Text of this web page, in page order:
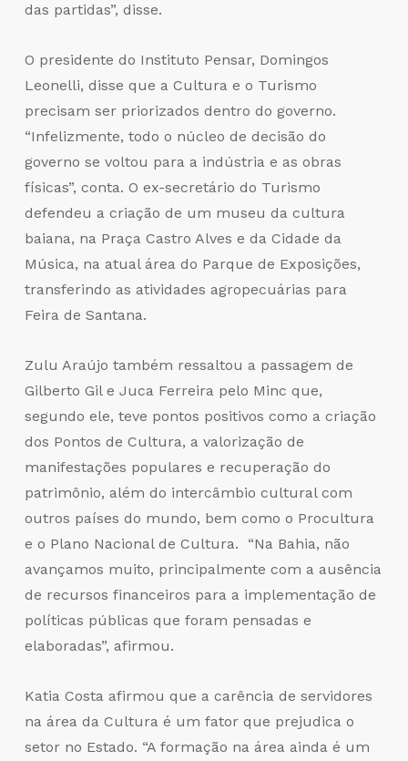
das partidas”, disse.
O presidente do Instituto Pensar, Domingos
Leonelli, disse que a Cultura e o Turismo
precisam ser priorizados dentro do governo.
“Infelizmente, todo o núcleo de decisão do
governo se voltou para a indústria e as obras
físicas”, conta. O ex-secretário do Turismo
defendeu a criação de um museu da cultura
baiana, na Praça Castro Alves e da Cidade da
Música, na atual área do Parque de Exposições,
transferindo as atividades agropecuárias para
Feira de Santana.
Zulu Araújo também ressaltou a passagem de
Gilberto Gil e Juca Ferreira pelo Minc que,
segundo ele, teve pontos positivos como a criação
dos Pontos de Cultura, a valorização de
manifestações populares e recuperação do
patrimônio, além do intercâmbio cultural com
outros países do mundo, bem como o Procultura
e o Plano Nacional de Cultura. “Na Bahia, não
avançamos muito, principalmente com a ausência
de recursos financeiros para a implementação de
políticas públicas que foram pensadas e
elaboradas”, afirmou.
Katia Costa afirmou que a carência de servidores
na área da Cultura é um fator que prejudica o
setor no Estado. “A formação na área ainda é um